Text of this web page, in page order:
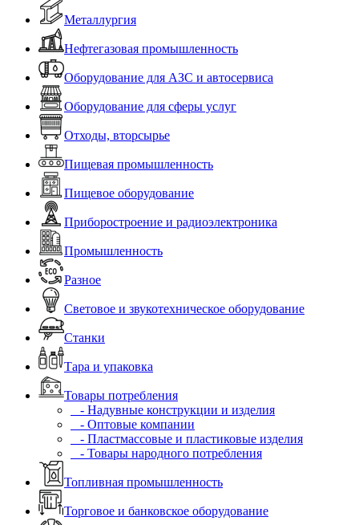
Металлургия
Нефтегазовая промышленность
Оборудование для АЗС и автосервиса
Оборудование для сферы услуг
Отходы, вторсырье
Пищевая промышленность
Пищевое оборудование
Приборостроение и радиоэлектроника
Промышленность
Разное
Световое и звукотехническое оборудование
Станки
Тара и упаковка
Товары потребления
- Надувные конструкции и изделия
- Оптовые компании
- Пластмассовые и пластиковые изделия
- Товары народного потребления
Топливная промышленность
Торговое и банковское оборудование